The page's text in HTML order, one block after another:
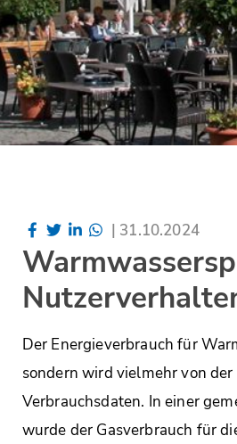
| 31.10.2024
Der Energieverbrauch für
sondern wird vielmehr von
Verbrauchsdaten. In einer
wurde der Gasverbrauch für